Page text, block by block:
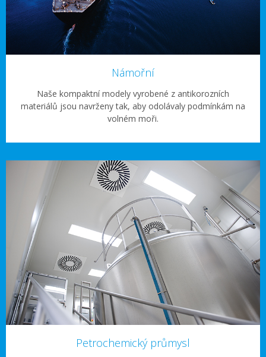
Námořní
Naše kompaktní modely vyrobené z antikorozních
materiálů jsou navrženy tak, aby odolávaly podmínkám na
volném moři.
Petrochemický průmysl